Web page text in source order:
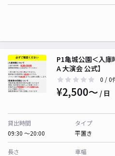
P1亀城公園＜入庫
A 大演会 公式】
0 / 0
¥2,500〜 / 日
貸出時間
09:30 〜20:00
タイプ
平置き
長さ
車幅